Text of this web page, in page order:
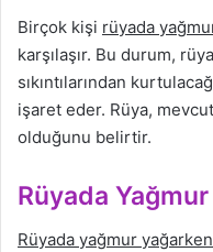
Birçok kişi rüyada
karşılaşır. Bu durum,
sıkıntılarından
işaret eder. Rüya,
olduğunu belirtir.
Rüyada
Rüyada yağmur